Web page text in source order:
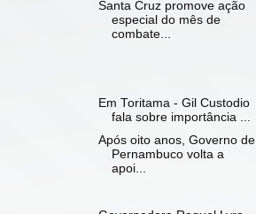
Santa Cruz promove ação
especial do mês de
combate...
Em Toritama - Gil Custodio
fala sobre importância ...
Após oito anos, Governo de
Pernambuco volta a
apoi...